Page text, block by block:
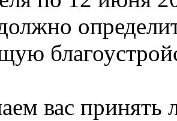
вас принять